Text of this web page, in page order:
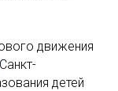
движения
Санкт-
детей